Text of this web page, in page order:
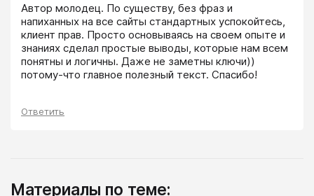
Автор молодец. По существу, без фраз и
напиханных на все сайты стандартных успокойтесь,
клиент прав. Просто основываясь на своем опыте и
знаниях сделал простые выводы, которые нам всем
понятны и логичны. Даже не заметны ключи))
потому-что главное полезный текст. Спасибо!
Ответить
Материалы по теме: